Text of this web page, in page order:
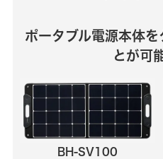
ポータブル電源本体
とが可
BH-SV100